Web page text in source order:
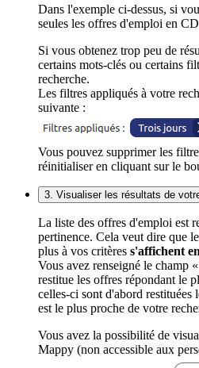
Dans l'exemple ci-dessus, si
seules les offres d'emploi en
Si vous obtenez trop peu de
certains mots-clés ou certains
recherche.
Les filtres appliqués à votre
suivante :
Vous pouvez supprimer les
réinitialiser en cliquant sur le
3. Visualiser les résultats de
La liste des offres d'emploi est
pertinence. Cela veut dire que
plus à vos critères s'affichent
Vous avez renseigné le champ
restitue les offres répondant le
celles-ci sont d'abord
est le plus proche de votre
Vous avez la possibilité de
Mappy (non accessible aux